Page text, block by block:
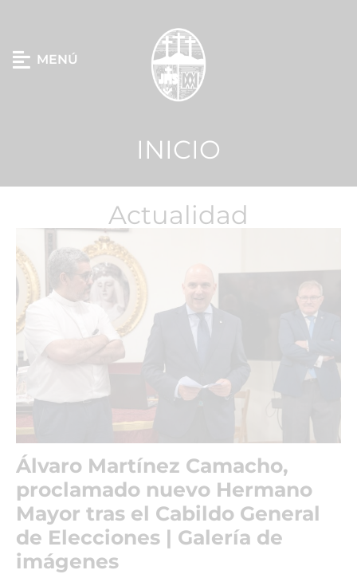
MENÚ
INICIO
Actualidad
Álvaro Martínez Camacho,
proclamado nuevo Hermano
Mayor tras el Cabildo General
de Elecciones | Galería de
imágenes